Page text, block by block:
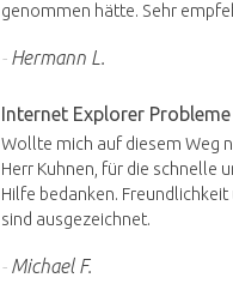
genommen hätte. Sehr
Hermann L.
Internet Explorer Probleme
Wollte mich auf diesem Weg
Herr Kuhnen, für die schnelle
Hilfe bedanken.
sind ausgezeichnet.
Michael F.